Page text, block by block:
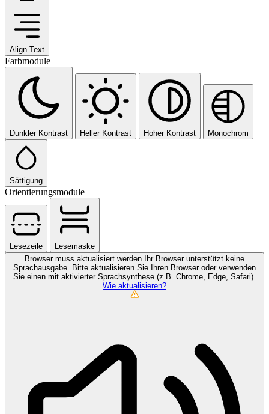
Align Text
Farbmodule
Dunkler Kontrast Heller Kontrast Hoher Kontrast Monochrom
Sättigung
Orientierungsmodule
Lesezeile
Lesemaske
Browser muss aktualisiert werden
Ihr Browser unterstützt keine
Sprachausgabe. Bitte aktualisieren Sie Ihren Browser oder verwenden
Sie einen mit aktivierter Sprachsynthese (z.B. Chrome, Edge, Safari).
Wie aktualisieren?